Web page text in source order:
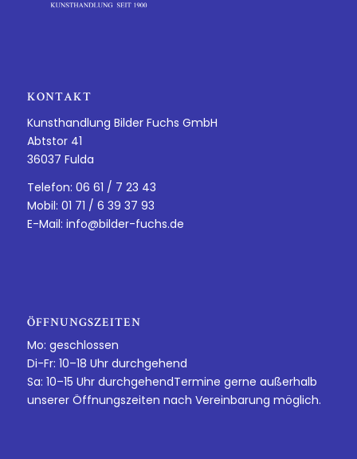
KONTAKT
Kunsthandlung Bilder Fuchs GmbH
Abtstor 41
36037 Fulda
Telefon: 06 61 / 7 23 43
Mobil: 01 71 / 6 39 37 93
E-Mail: info@bilder-fuchs.de
ÖFFNUNGSZEITEN
Mo: geschlossen
Di-Fr: 10–18 Uhr durchgehend
Sa: 10–15 Uhr durchgehendTermine gerne außerhalb
unserer Öffnungszeiten nach Vereinbarung möglich.